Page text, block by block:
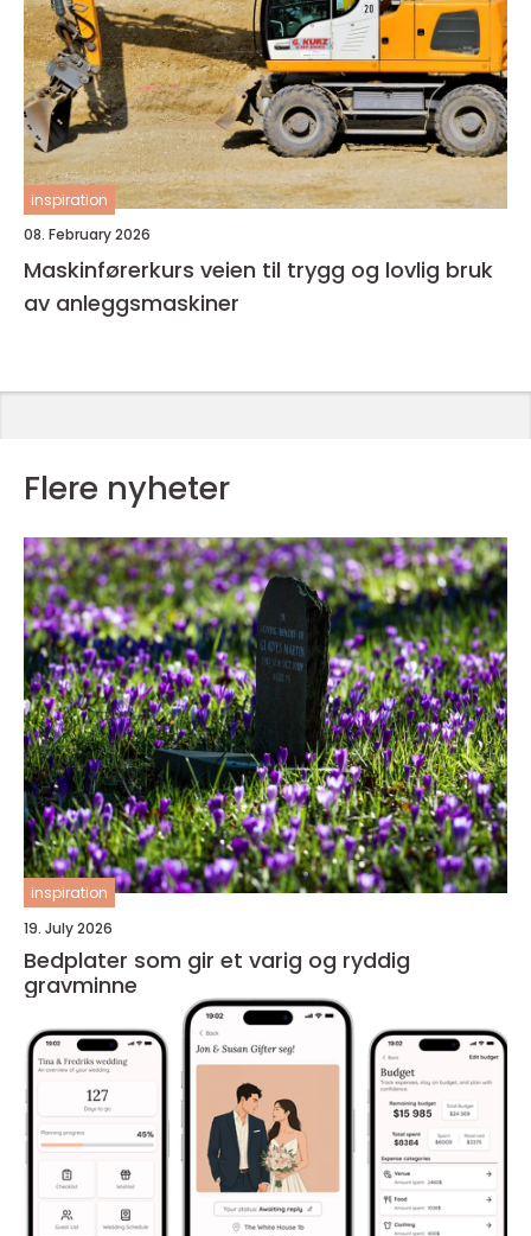
inspiration
08. February 2026
Maskinførerkurs veien til trygg og lovlig bruk
av anleggsmaskiner
Flere nyheter
inspiration
19. July 2026
Bedplater som gir et varig og ryddig
gravminne